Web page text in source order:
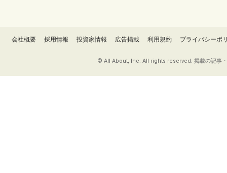
会社概要 採用情報 投資家情報 広告掲載 利用規約 プライバシーポ
© All About, Inc. All rights reserved. 掲載の記事・